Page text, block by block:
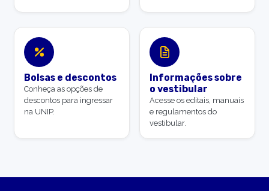
Bolsas e descontos
Conheça as opções de
descontos para ingressar
na UNIP.
Informações sobre
o vestibular
Acesse os editais, manuais
e regulamentos do
vestibular.